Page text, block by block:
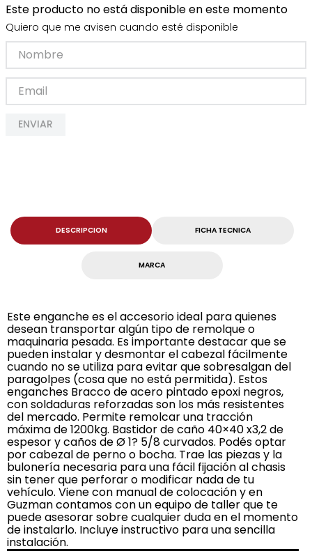
Este producto no está disponible en este momento
Quiero que me avisen cuando esté disponible
ENVIAR
DESCRIPCION FICHA TECNICA
MARCA
Este enganche es el accesorio ideal para quienes
desean transportar algún tipo de remolque o
maquinaria pesada. Es importante destacar que se
pueden instalar y desmontar el cabezal fácilmente
cuando no se utiliza para evitar que sobresalgan del
paragolpes (cosa que no está permitida). Estos
enganches Bracco de acero pintado epoxi negros,
con soldaduras reforzadas son los más resistentes
del mercado. Permite remolcar una tracción
máxima de 1200kg. Bastidor de caño 40×40 x3,2 de
espesor y caños de Ø 1? 5/8 curvados. Podés optar
por cabezal de perno o bocha. Trae las piezas y la
bulonería necesaria para una fácil fijación al chasis
sin tener que perforar o modificar nada de tu
vehículo. Viene con manual de colocación y en
Guzman contamos con un equipo de taller que te
puede asesorar sobre cualquier duda en el momento
de instalarlo. Incluye instructivo para una sencilla
instalación.